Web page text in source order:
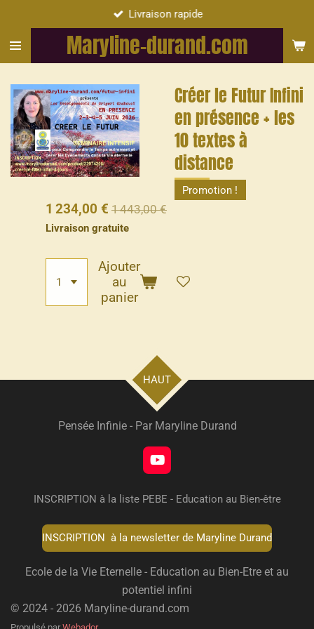
contenu
Maryline-durand.com
Livraison rapide
Créer le Futur Infini
en présence + les
10 textes à
distance
Promotion !
1 234,00 € 1 443,00 €
Livraison gratuite
Ajouter
au
panier
HAUT
Pensée Infinie - Par Maryline Durand
Y
o
T
b
e
INSCRIPTION à la liste PEBE - Education au Bien-être
INSCRIPTION à la newsletter de Maryline Durand
Ecole de la Vie Eternelle - Education au Bien-Etre et au
potentiel infini
© 2024 - 2026 Maryline-durand.com